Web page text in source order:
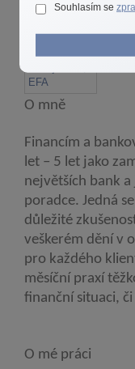
Autor
O mně
Financím a
let – 5 let jako
největších bank
poradce. Jedná
důležité
veškerém dění v
pro každého
měsíční praxí
finanční situaci,
O mé práci
Souhlasím se